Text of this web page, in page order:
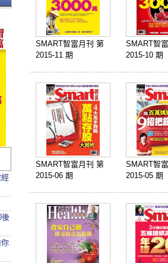
後
SMART智富月刊 第
2015-11 期
SMART智
2015-10 期
SMART智富月刊 第
2015-06 期
SMART智
2015-05 期